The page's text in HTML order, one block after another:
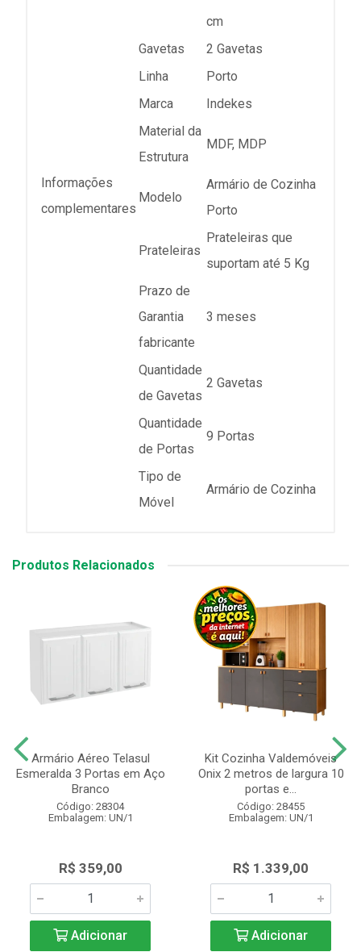
Informações
complementares
cm
Gavetas
2 Gavetas
Linha
Porto
Marca
Indekes
Material da
Estrutura
MDF, MDP
Modelo
Armário de Cozinha
Porto
Prateleiras
Prateleiras que
suportam até 5 Kg
Prazo de
Garantia
fabricante
3 meses
Quantidade
de Gavetas
2 Gavetas
Quantidade
de Portas
9 Portas
Tipo de
Móvel
Armário de Cozinha
Produtos Relacionados
Armário Aéreo Telasul
Esmeralda 3 Portas em Aço
Branco
Código: 28304
Embalagem: UN/1
R$ 359,00
Adicionar
Kit Cozinha Valdemóveis
Onix 2 metros de largura 10
portas e...
Código: 28455
Embalagem: UN/1
R$ 1.339,00
Adicionar